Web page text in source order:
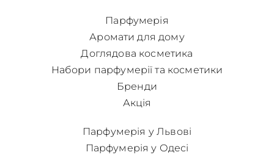
Парфумерія
Аромати для дому
Доглядова косметика
Набори парфумерії та косметики
Бренди
Акція
Парфумерія у Львові
Парфумерія у Одесі